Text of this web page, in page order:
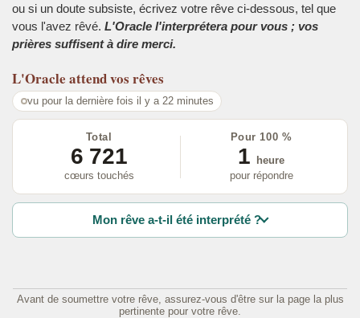
ou si un doute subsiste, écrivez votre rêve ci-dessous, tel que
vous l'avez rêvé. L'Oracle l'interprétera pour vous ; vos
prières suffisent à dire merci.
L'Oracle attend vos rêves
vu pour la dernière fois il y a 22 minutes
Total
6 721
cœurs touchés
Pour 100 %
1
heure
pour répondre
Mon rêve a-t-il été interprété ?
Avant de soumettre votre rêve, assurez-vous d'être sur la page la plus
pertinente pour votre rêve.